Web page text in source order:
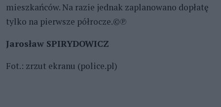
mieszkańców. Na razie jednak zaplanowano dopłatę
tylko na pierwsze półrocze.©℗
Jarosław SPIRYDOWICZ
Fot.: zrzut ekranu (police.pl)